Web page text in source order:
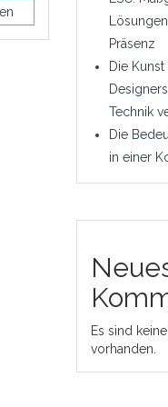
Präsenz
Die
Technik
Die
in einer
Es sind
vorhanden.